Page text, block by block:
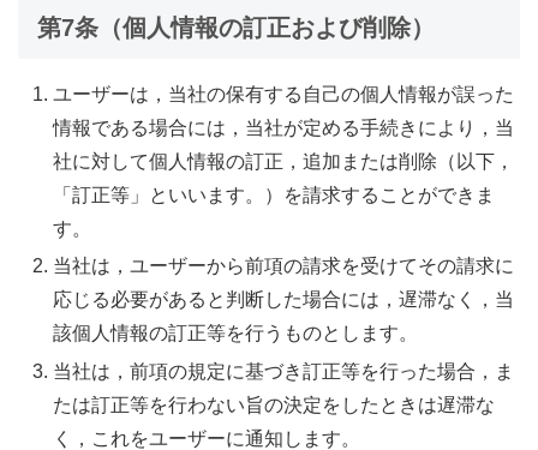
第7条（個人情報の訂正および削除）
ユーザーは，当社の保有する自己の個人情報が誤った
情報である場合には，当社が定める手続きにより，当
社に対して個人情報の訂正，追加または削除（以下，
「訂正等」といいます。）を請求することができま
す。
当社は，ユーザーから前項の請求を受けてその請求に
応じる必要があると判断した場合には，遅滞なく，当
該個人情報の訂正等を行うものとします。
当社は，前項の規定に基づき訂正等を行った場合，ま
たは訂正等を行わない旨の決定をしたときは遅滞な
く，これをユーザーに通知します。